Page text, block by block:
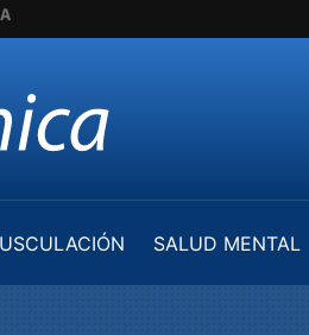
SALUD MENTAL